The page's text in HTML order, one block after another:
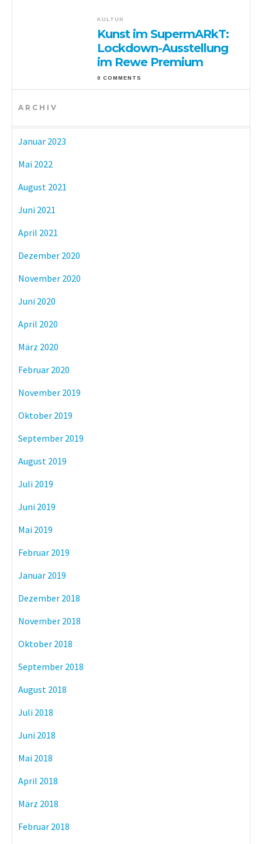
KULTUR
Kunst im SupermARkT:
Lockdown-Ausstellung
im Rewe Premium
0 COMMENTS
ARCHIV
Januar 2023
Mai 2022
August 2021
Juni 2021
April 2021
Dezember 2020
November 2020
Juni 2020
April 2020
März 2020
Februar 2020
November 2019
Oktober 2019
September 2019
August 2019
Juli 2019
Juni 2019
Mai 2019
Februar 2019
Januar 2019
Dezember 2018
November 2018
Oktober 2018
September 2018
August 2018
Juli 2018
Juni 2018
Mai 2018
April 2018
März 2018
Februar 2018